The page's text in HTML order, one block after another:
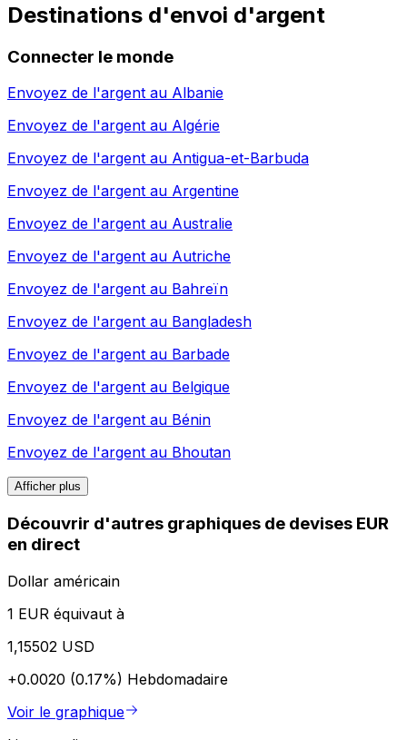
Destinations d'envoi d'argent
Connecter le monde
Envoyez de l'argent au Albanie
Envoyez de l'argent au Algérie
Envoyez de l'argent au Antigua-et-Barbuda
Envoyez de l'argent au Argentine
Envoyez de l'argent au Australie
Envoyez de l'argent au Autriche
Envoyez de l'argent au Bahreïn
Envoyez de l'argent au Bangladesh
Envoyez de l'argent au Barbade
Envoyez de l'argent au Belgique
Envoyez de l'argent au Bénin
Envoyez de l'argent au Bhoutan
Afficher plus
Découvrir d'autres graphiques de devises EUR
en direct
Dollar américain
1 EUR équivaut à
1,15502 USD
+0.0020 (0.17%) Hebdomadaire
Voir le graphique